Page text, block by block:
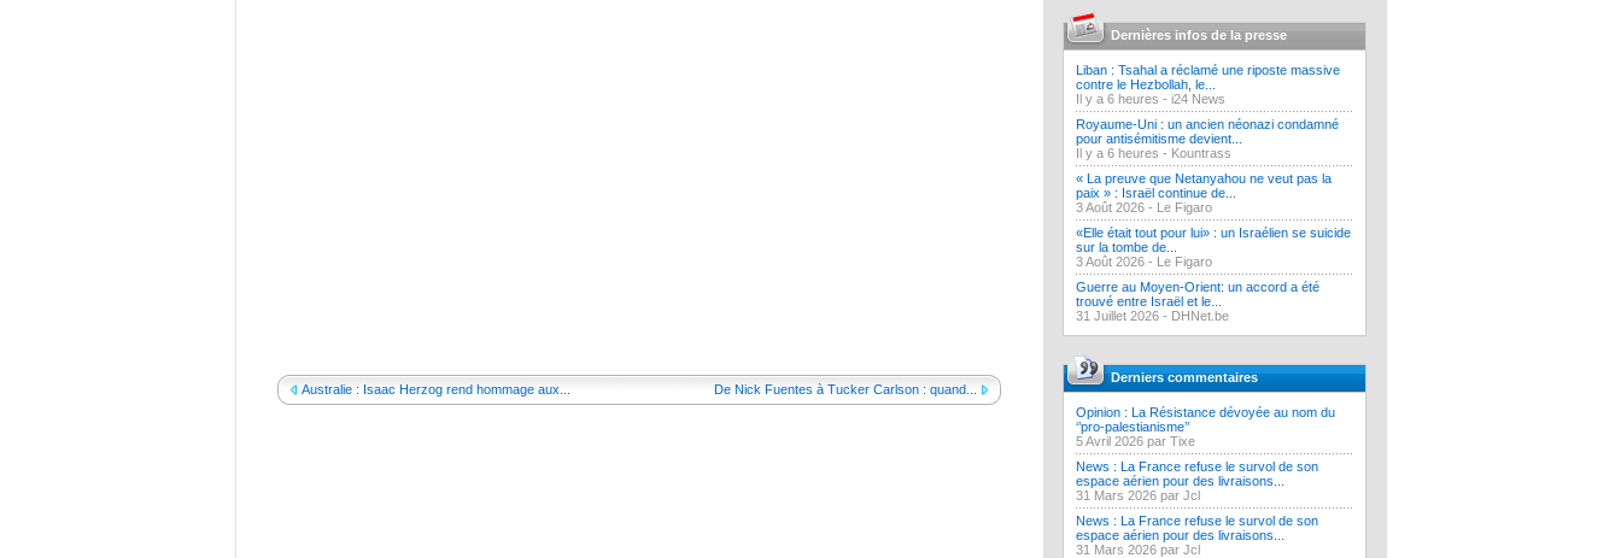
Australie : Isaac Herzog rend hommage aux... De Nick Fuentes à Tucker Carlson : quand...
Dernières infos de la presse
Liban : Tsahal a réclamé une riposte massive
contre le Hezbollah, le...
Il y a 6 heures - i24 News
Royaume-Uni : un ancien néonazi condamné
pour antisémitisme devient...
Il y a 6 heures - Kountrass
« La preuve que Netanyahou ne veut pas la
paix » : Israël continue de...
3 Août 2026 - Le Figaro
«Elle était tout pour lui» : un Israélien se suicide
sur la tombe de...
3 Août 2026 - Le Figaro
Guerre au Moyen-Orient: un accord a été
trouvé entre Israël et le...
31 Juillet 2026 - DHNet.be
Derniers commentaires
Opinion : La Résistance dévoyée au nom du
‘’pro-palestianisme’’
5 Avril 2026 par Tixe
News : La France refuse le survol de son
espace aérien pour des livraisons...
31 Mars 2026 par Jcl
News : La France refuse le survol de son
espace aérien pour des livraisons...
31 Mars 2026 par Jcl